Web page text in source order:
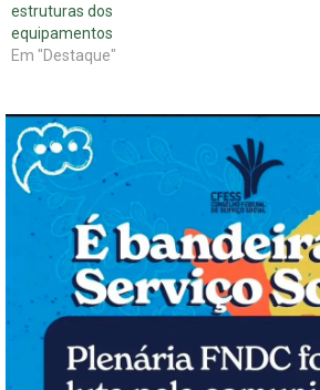
estruturas dos
equipamentos
Em "Destaque"